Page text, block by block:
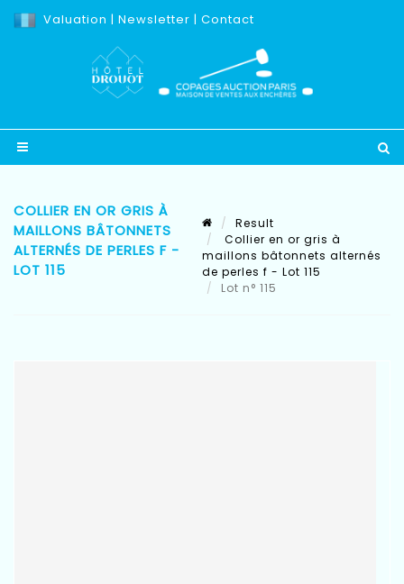
Valuation | Newsletter | Contact
COLLIER EN OR GRIS À
MAILLONS BÂTONNETS
ALTERNÉS DE PERLES F -
LOT 115
Result
Collier en or gris à
maillons bâtonnets alternés
de perles f - Lot 115
Lot n° 115